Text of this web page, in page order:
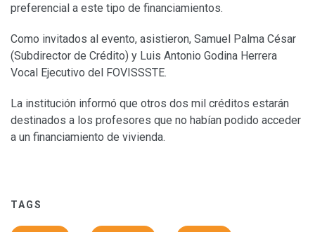
preferencial a este tipo de financiamientos.
Como invitados al evento, asistieron, Samuel Palma César
(Subdirector de Crédito) y Luis Antonio Godina Herrera
Vocal Ejecutivo del FOVISSSTE.
La institución informó que otros dos mil créditos estarán
destinados a los profesores que no habían podido acceder
a un financiamiento de vivienda.
TAGS